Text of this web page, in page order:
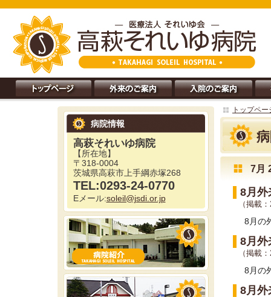
病院情報
高萩それいゆ病院
【所在地】
〒318-0004
茨城県高萩市上手綱赤塚268
TEL:0293-24-0770
Eメール:soleil@jsdi.or.jp
トップペー
7月
8月外
（掲載
8月の
8月外
（掲載
8月の
8月外